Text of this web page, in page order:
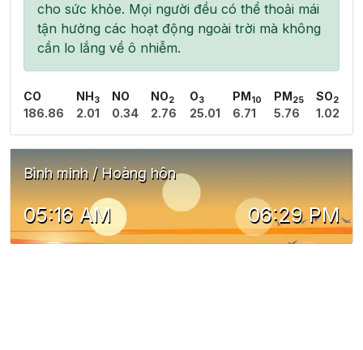
cho sức khỏe. Mọi người đều có thể thoải mái
tận hưởng các hoạt động ngoài trời mà không
cần lo lắng về ô nhiễm.
CO
186.86
NH 3
2.01
NO
0.34
NO2
2.76
O3
25.01
PM 10
6.71
PM 25
5.76
SO2
1.02
Bình minh / Hoàng hôn
05:16 AM 06:29 PM